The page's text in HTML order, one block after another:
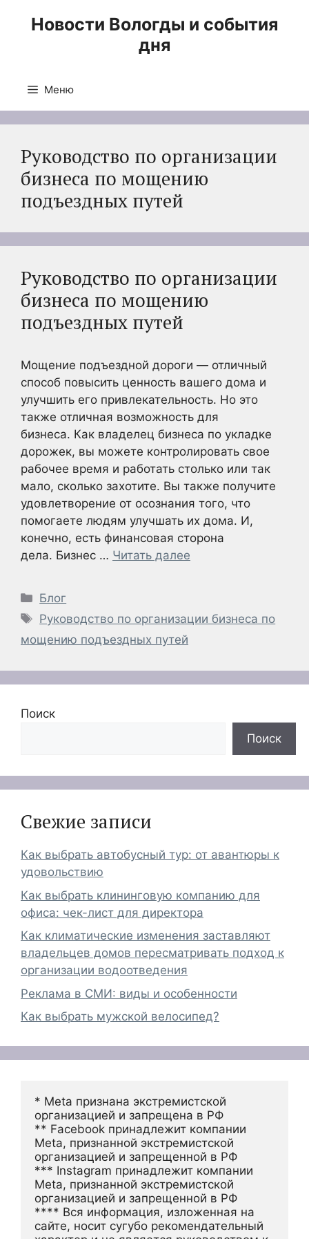
Новости Вологды и события
дня
Меню
Руководство по организации
бизнеса по мощению
подъездных путей
Руководство по организации
бизнеса по мощению
подъездных путей
Мощение подъездной дороги — отличный
способ повысить ценность вашего дома и
улучшить его привлекательность. Но это
также отличная возможность для
бизнеса. Как владелец бизнеса по укладке
дорожек, вы можете контролировать свое
рабочее время и работать столько или так
мало, сколько захотите. Вы также получите
удовлетворение от осознания того, что
помогаете людям улучшать их дома. И,
конечно, есть финансовая сторона
дела. Бизнес … Читать далее
Рубрики
Блог
Метки
Руководство по организации бизнеса по
мощению подъездных путей
Поиск
Поиск
Свежие записи
Как выбрать автобусный тур: от авантюры к
удовольствию
Как выбрать клининговую компанию для
офиса: чек-лист для директора
Как климатические изменения заставляют
владельцев домов пересматривать подход к
организации водоотведения
Реклама в СМИ: виды и особенности
Как выбрать мужской велосипед?
* Meta признана экстремистской
организацией и запрещена в РФ
** Facebook принадлежит компании
Meta, признанной экстремистской
организацией и запрещенной в РФ
*** Instagram принадлежит компании
Meta, признанной экстремистской
организацией и запрещенной в РФ
**** Вся информация, изложенная на
сайте, носит сугубо рекомендательный